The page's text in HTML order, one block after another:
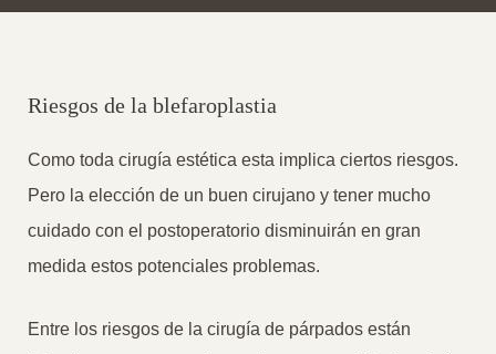
Riesgos de la blefaroplastia
Como toda cirugía estética esta implica ciertos riesgos.
Pero la elección de un buen cirujano y tener mucho
cuidado con el postoperatorio disminuirán en gran
medida estos potenciales problemas.
Entre los riesgos de la cirugía de párpados están